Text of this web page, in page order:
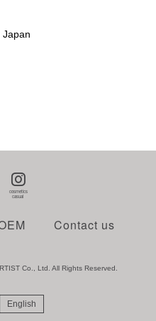
Japan
Contact us
Co., Ltd. All Rights Reserved.
English